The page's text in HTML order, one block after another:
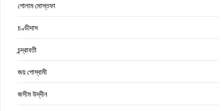
গোলাম মোস্তফা
চণ্ডীদাস
চন্দ্রাবতী
জয় গোস্বামী
জসীম উদ্‌দীন